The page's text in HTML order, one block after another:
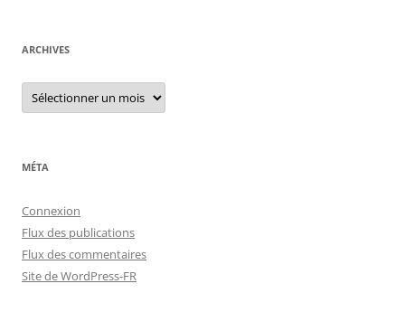
ARCHIVES
Archives
MÉTA
Connexion
Flux des publications
Flux des commentaires
Site de WordPress-FR